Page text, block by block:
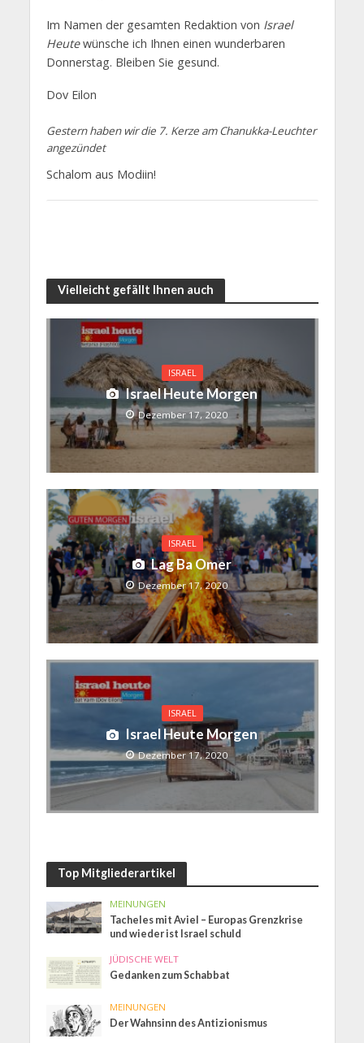
Im Namen der gesamten Redaktion von Israel
Heutewünsche ich Ihnen einen wunderbaren
Donnerstag. Bleiben Sie gesund.
Dov Eilon
Gestern haben wir die 7. Kerze am Chanukka-Leuchter
angezündet
Schalom aus Modiin!
Vielleicht gefällt Ihnen auch
ISRAEL
Israel Heute Morgen
Dezember 17, 2020
ISRAEL
Lag Ba Omer
Dezember 17, 2020
ISRAEL
Israel Heute Morgen
Dezember 17, 2020
Top Mitgliederartikel
MEINUNGEN
Tacheles mit Aviel – Europas Grenzkrise
und wieder ist Israel schuld
JÜDISCHE WELT
Gedanken zum Schabbat
MEINUNGEN
Der Wahnsinn des Antizionismus